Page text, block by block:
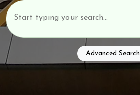
Advanced Search